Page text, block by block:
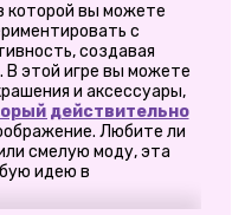
которой вы можете
с
создавая
В этой игре вы можете
и аксессуары,
действительно
Любите ли
смелую моду, эта
идею в